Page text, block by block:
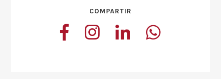
COMPARTIR